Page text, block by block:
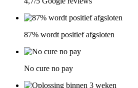
87% wordt positief afgsloten
No cure no pay